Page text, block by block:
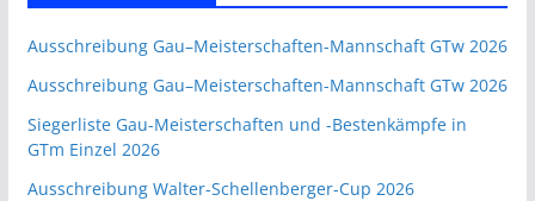
Ausschreibung Gau–Meisterschaften-Mannschaft GTw 2026
Ausschreibung Gau–Meisterschaften-Mannschaft GTw 2026
Siegerliste Gau-Meisterschaften und -Bestenkämpfe in
GTm Einzel 2026
Ausschreibung Walter-Schellenberger-Cup 2026